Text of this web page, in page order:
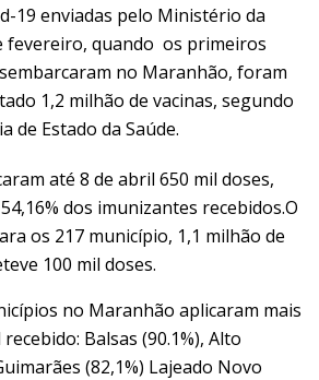
19 enviadas pelo Ministério da
fevereiro, quando os primeiros
no Maranhão, foram
1,2 milhão de vacinas, segundo
de Estado da Saúde.
até 8 de abril 650 mil doses,
dos imunizantes recebidos.O
os 217 município, 1,1 milhão de
100 mil doses.
no Maranhão aplicaram mais
Balsas (90.1%), Alto
(82,1%) Lajeado Novo